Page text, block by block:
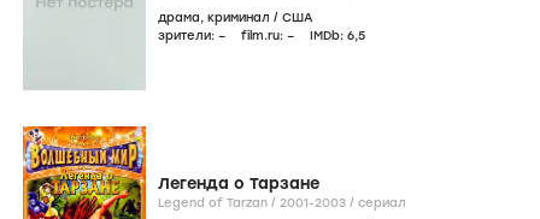
драма, криминал / США
зрители: – film.ru: – IMDb: 6,5
Легенда о Тарзане
Legend of Tarzan / 2001-2003 / сериал